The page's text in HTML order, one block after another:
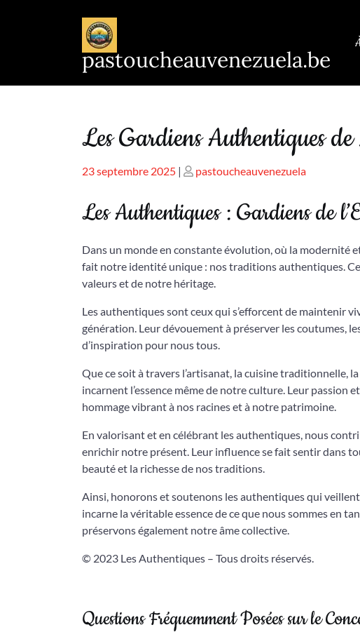
pastoucheauvenezuela.be
Les Gardiens Authentiques
Publié
23 septembre 2025 | Publié
pastoucheauvenezuela
Les Authentiques : Gardiens de
Dans un monde en constante évolution, où la modernité
fait notre identité unique : nos traditions authentiques.
valeurs et de notre héritage.
Les authentiques sont ceux qui s’efforcent de maintenir
génération. Leur dévouement à préserver les coutumes,
d’inspiration pour nous tous.
Que ce soit à travers l’artisanat, la cuisine traditionnelle,
incarnent l’essence même de notre culture. Leur passion
hommage vibrant à nos racines et à notre patrimoine.
En valorisant et en célébrant les authentiques, nous
enrichir notre présent. Leur influence se fait sentir dans
beauté et la richesse de nos traditions.
Ainsi, honorons et soutenons les authentiques qui
incarne la véritable essence de ce que nous sommes en
préservons également notre âme collective.
© 2023 Les Authentiques – Tous droits réservés.
Questions Fréquemment Posées sur le